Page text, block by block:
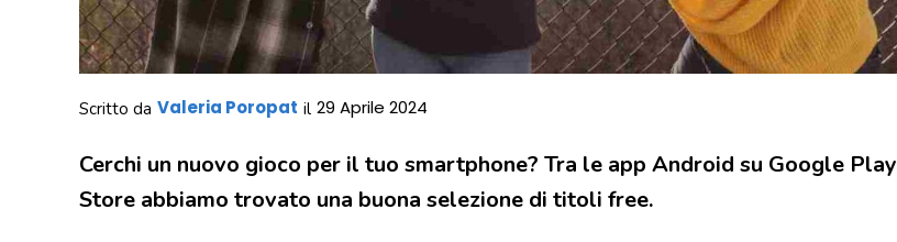
Scritto da Valeria Poropat il 29 Aprile 2024
Cerchi un nuovo gioco per il tuo smartphone? Tra le app Android su Google Play
Store abbiamo trovato una buona selezione di titoli free.